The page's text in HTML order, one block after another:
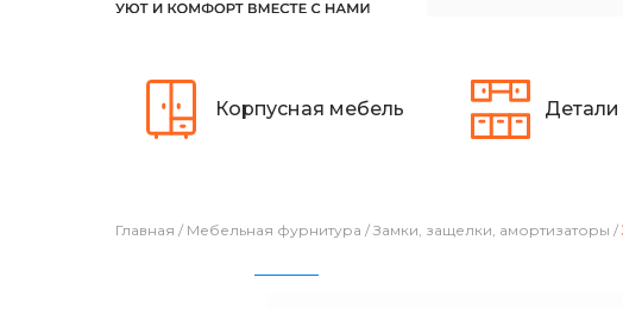
Корпусная мебель
Главная / Мебельная фурнитура / Замки, защелки, амортизаторы /